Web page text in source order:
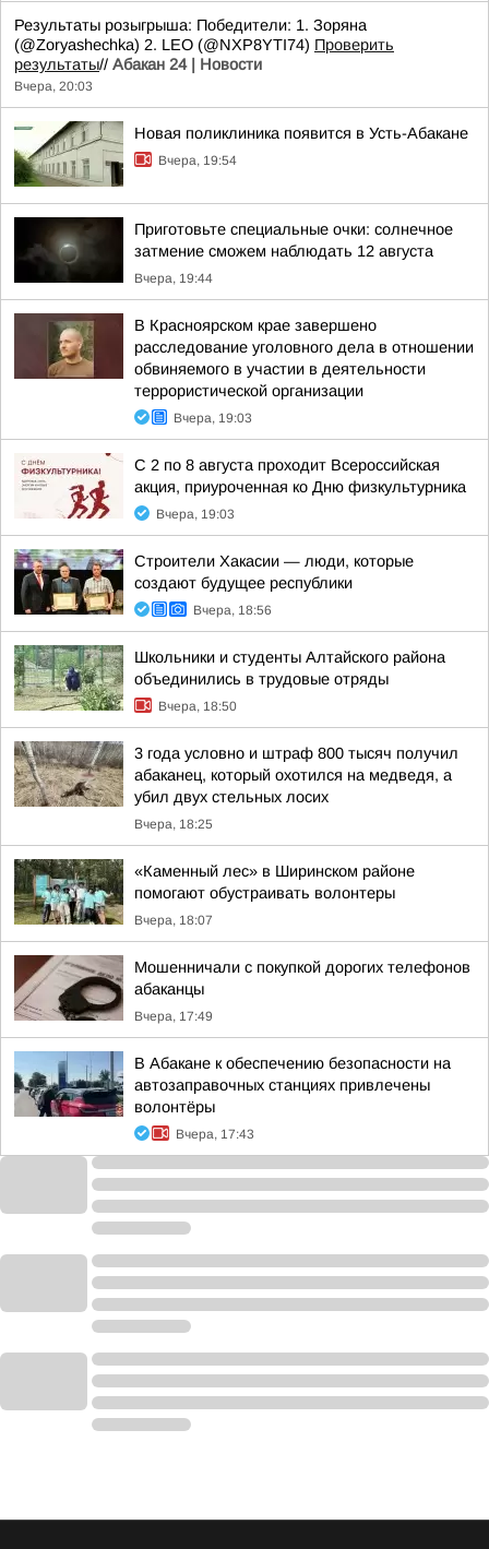
Результаты розыгрыша: Победители: 1. Зоряна
(@Zoryashechka) 2. LEO (@NXP8YTI74) Проверить
результаты// Абакан 24 | Новости
Вчера, 20:03
Новая поликлиника появится в Усть-Абакане
Вчера, 19:54
Приготовьте специальные очки: солнечное
затмение сможем наблюдать 12 августа
Вчера, 19:44
В Красноярском крае завершено
расследование уголовного дела в отношении
обвиняемого в участии в деятельности
террористической организации
Вчера, 19:03
С 2 по 8 августа проходит Всероссийская
акция, приуроченная ко Дню физкультурника
Вчера, 19:03
Строители Хакасии — люди, которые
создают будущее республики
Вчера, 18:56
Школьники и студенты Алтайского района
объединились в трудовые отряды
Вчера, 18:50
3 года условно и штраф 800 тысяч получил
абаканец, который охотился на медведя, а
убил двух стельных лосих
Вчера, 18:25
«Каменный лес» в Ширинском районе
помогают обустраивать волонтеры
Вчера, 18:07
Мошенничали с покупкой дорогих телефонов
абаканцы
Вчера, 17:49
В Абакане к обеспечению безопасности на
автозаправочных станциях привлечены
волонтёры
Вчера, 17:43